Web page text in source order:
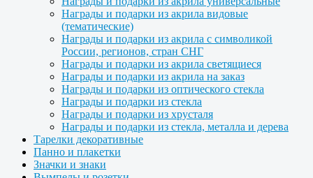
Награды и подарки из акрила видовые
(тематические)
Награды и подарки из акрила с символикой
России, регионов, стран СНГ
Награды и подарки из акрила светящиеся
Награды и подарки из акрила на заказ
Награды и подарки из оптического стекла
Награды и подарки из стекла
Награды и подарки из хрусталя
Награды и подарки из стекла, металла и дерева
Тарелки декоративные
Панно и плакетки
Значки и знаки